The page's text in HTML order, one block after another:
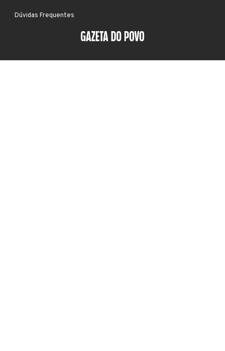
Dúvidas Frequentes